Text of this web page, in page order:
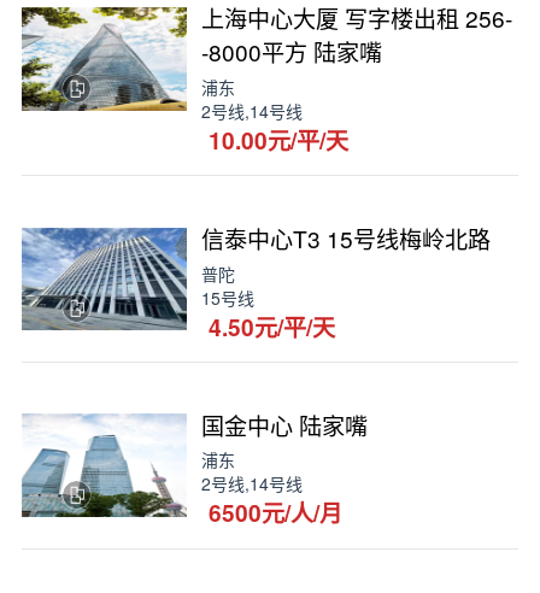
上海中心大厦 写字楼出租 256-
-8000平方 陆家嘴
浦东
2号线,14号线
10.00元/平/天
信泰中心T3 15号线梅岭北路
普陀
15号线
4.50元/平/天
国金中心 陆家嘴
浦东
2号线,14号线
6500元/人/月